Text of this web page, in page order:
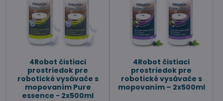
4Robot čistiaci
prostriedok pre
robotické vysávače s
mopovaním Pure
essence - 2x500ml
4Robot čistiaci
prostriedok pre
robotické vysávače s
mopovaním – 2x500ml